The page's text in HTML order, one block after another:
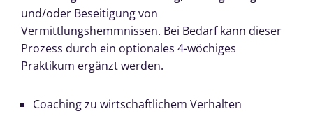
und/oder Beseitigung von
Vermittlungshemmnissen. Bei Bedarf kann dieser
Prozess durch ein optionales 4-wöchiges
Praktikum ergänzt werden.
Coaching zu wirtschaftlichem Verhalten